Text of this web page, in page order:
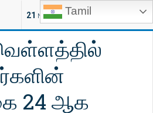
Tamil
21 NEW ARTICLES
விளையாட்டு
24 ஆக